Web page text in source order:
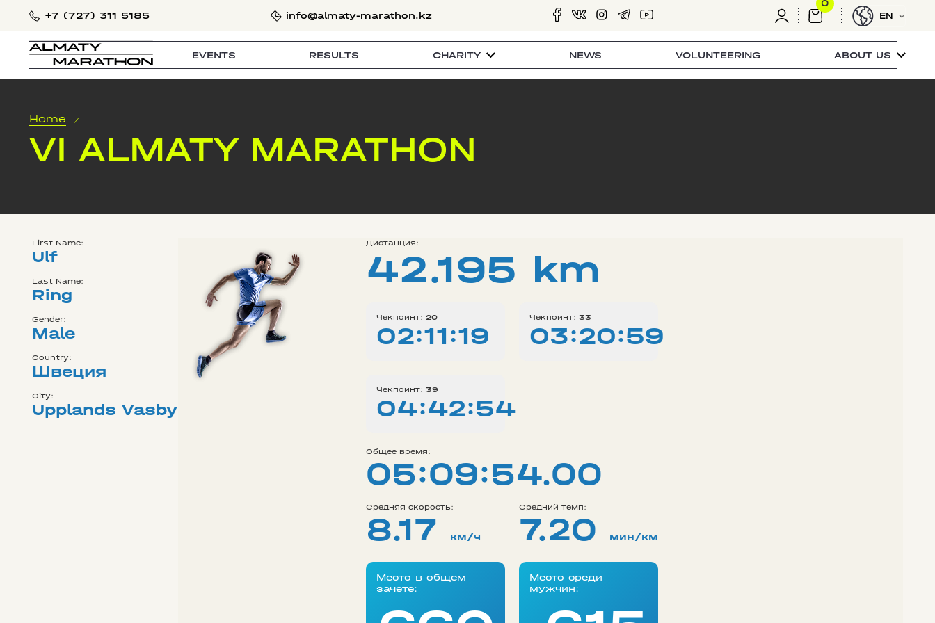
+7 (727) 311 5185 info@almaty-marathon.kz
0
EN
EVENTS RESULTS CHARITY NEWS VOLUNTEERING ABOUT US
Home /
VI ALMATY MARATHON
First Name:
Ulf
Last Name:
Ring
Gender:
Male
Country:
Швеция
City:
Upplands Vasby
Дистанция:
42.195 km
Чекпоинт: 20
02:11:19
Чекпоинт: 33
03:20:59
Чекпоинт: 39
04:42:54
Общее время:
05:09:54.00
Средняя скорость:
8.17 км/ч
Средний темп:
7.20 мин/км
Место в общем
зачете:
Место среди
мужчин: